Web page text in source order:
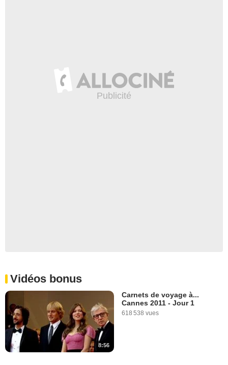
Vidéos bonus
8:56
Carnets de voyage à...
Cannes 2011 - Jour 1
618 538 vues